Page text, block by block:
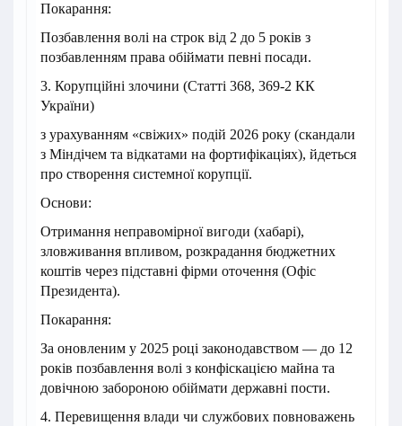
Покарання:
Позбавлення волі на строк від 2 до 5 років з
позбавленням права обіймати певні посади.
3. Корупційні злочини (Статті 368, 369-2 КК
України)
з урахуванням «свіжих» подій 2026 року (скандали
з Міндічем та відкатами на фортифікаціях), йдеться
про створення системної корупції.
Основи:
Отримання неправомірної вигоди (хабарі),
зловживання впливом, розкрадання бюджетних
коштів через підставні фірми оточення (Офіс
Президента).
Покарання:
За оновленим у 2025 році законодавством — до 12
років позбавлення волі з конфіскацією майна та
довічною забороною обіймати державні пости.
4. Перевищення влади чи службових повноважень